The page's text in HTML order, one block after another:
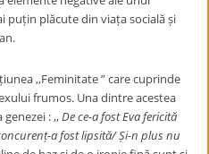
puțin plăcute din viața socială și
,,Feminitate ” care cuprinde
frumos. Una dintre acestea
genezei : ,,De ce-a fost Eva fericită
a fost lipsită/ Și-n plus nu